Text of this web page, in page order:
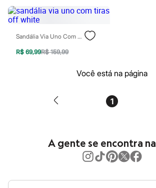
Corretivo
Gloss
Pó facial
Sombras
Banderas
Fran by Franciny Ehlke
Rabanne
Sandália Via Uno Com Tiras Off White
R$ 69,99R$ 159,99
Você está na página
1
A gente se encontra na